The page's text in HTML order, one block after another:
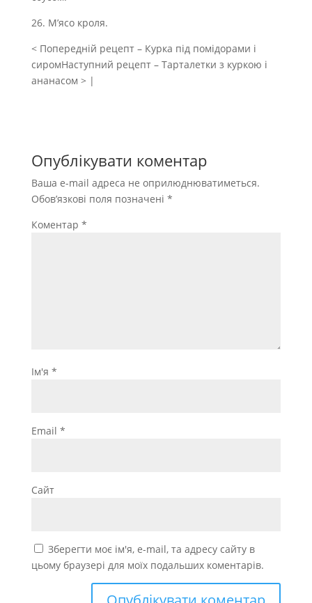
26. М’ясо кроля.
< Попередній рецепт – Курка під помідорами і
сиромНаступний рецепт – Тарталетки з куркою і
ананасом > |
Опублікувати коментар
Ваша e-mail адреса не оприлюднюватиметься.
Обов’язкові поля позначені *
Коментар *
Ім'я *
Email *
Сайт
Зберегти моє ім'я, e-mail, та адресу сайту в
цьому браузері для моїх подальших коментарів.